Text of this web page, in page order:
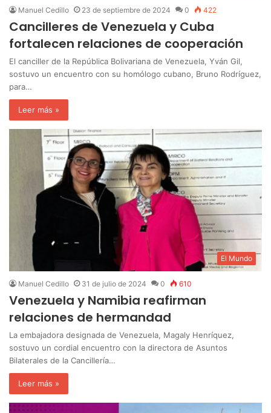
Manuel Cedillo 23 de septiembre de 2024 0 422
Cancilleres de Venezuela y Cuba
fortalecen relaciones de cooperación
El canciller de la República Bolivariana de Venezuela, Yván Gil,
sostuvo un encuentro con su homólogo cubano, Bruno Rodríguez,
para…
Leer más »
El Mundo
Manuel Cedillo 31 de julio de 2024 0 610
Venezuela y Namibia reafirman
relaciones de hermandad
La embajadora designada de Venezuela, Magaly Henríquez,
sostuvo un cordial encuentro con la directora de Asuntos
Bilaterales de la Cancillería…
Leer más »